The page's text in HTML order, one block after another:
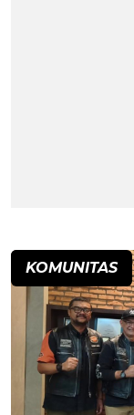
KOMUNITAS